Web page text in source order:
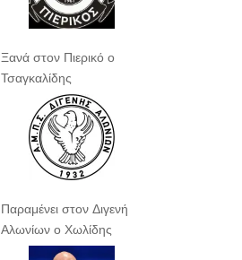
Ξανά στον Πιερικό ο
Τσαγκαλίδης
Παραμένει στον Διγενή
Αλωνίων ο Χωλίδης